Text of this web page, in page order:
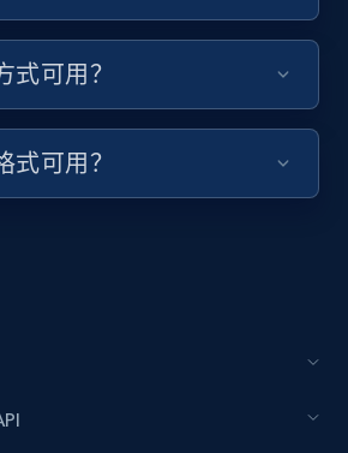
Product description,
count, Initial price, Discount,
式可用？
式可用？